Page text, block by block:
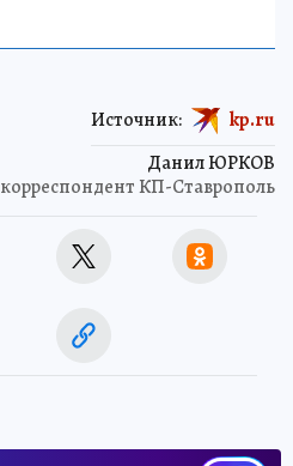
Данил ЮРКОВ
корреспондент КП-Ставрополь
Источник: kp.ru